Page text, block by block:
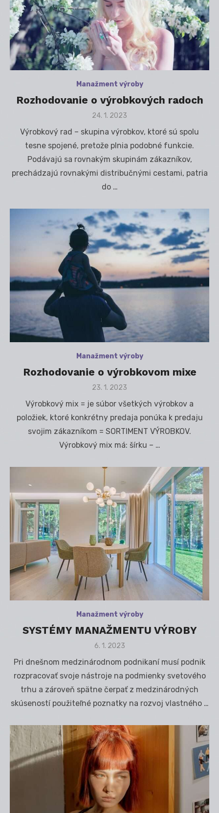
Manažment výroby
Rozhodovanie o výrobkových radoch
Posted
24. 1. 2023
Výrobkový rad – skupina výrobkov, ktoré sú spolu
tesne spojené, pretože plnia podobné funkcie.
Podávajú sa rovnakým skupinám zákazníkov,
prechádzajú rovnakými distribučnými cestami, patria
do …
Manažment výroby
Rozhodovanie o výrobkovom mixe
Posted
23. 1. 2023
Výrobkový mix = je súbor všetkých výrobkov a
položiek, ktoré konkrétny predaja ponúka k predaju
svojim zákazníkom = SORTIMENT VÝROBKOV.
Výrobkový mix má: šírku – …
Manažment výroby
SYSTÉMY MANAŽMENTU VÝROBY
Posted
6. 1. 2023
Pri dnešnom medzinárodnom podnikaní musí podnik
rozpracovať svoje nástroje na podmienky svetového
trhu a zároveň spätne čerpať z medzinárodných
skúseností použiteľné poznatky na rozvoj vlastného …